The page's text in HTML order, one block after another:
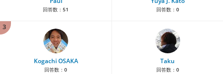
回答数： 51 回答数： 0
3
Kogachi OSAKA
回答数： 0
Taku
回答数： 0